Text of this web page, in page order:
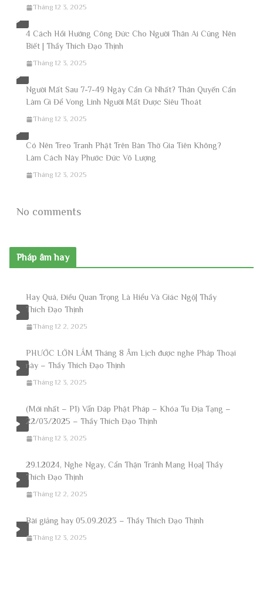
Tháng 12 3, 2025
4 Cách Hồi Hướng Công Đức Cho Người Thân Ai Cũng Nên
Biết | Thầy Thích Đạo Thịnh
Tháng 12 3, 2025
Người Mất Sau 7-7-49 Ngày Cần Gì Nhất? Thân Quyến Cần
Làm Gì Để Vong Linh Người Mất Được Siêu Thoát
Tháng 12 3, 2025
Có Nên Treo Tranh Phật Trên Bàn Thờ Gia Tiên Không?
Làm Cách Này Phước Đức Vô Lượng
Tháng 12 3, 2025
No comments
Pháp âm hay
Hay Quá, Điều Quan Trọng Là Hiểu Và Giác Ngộ| Thầy
Thích Đạo Thịnh
Tháng 12 2, 2025
PHƯỚC LỚN LẮM Tháng 8 Âm Lịch được nghe Pháp Thoại
này – Thầy Thích Đạo Thịnh
Tháng 12 3, 2025
(Mới nhất – P1) Vấn Đáp Phật Pháp – Khóa Tu Địa Tạng –
22/03/2025 – Thầy Thích Đạo Thịnh
Tháng 12 3, 2025
29.1.2024, Nghe Ngay, Cẩn Thận Tránh Mang Họa| Thầy
Thích Đạo Thịnh
Tháng 12 2, 2025
Bài giảng hay 05.09.2023 – Thầy Thích Đạo Thịnh
Tháng 12 3, 2025